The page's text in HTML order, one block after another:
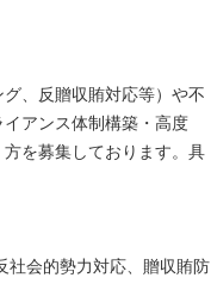
、反贈収賄対応等）や不
アンス体制構築・高度
を募集しております。具
社会的勢力対応、贈収賄防